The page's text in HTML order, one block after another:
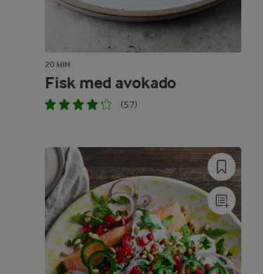
20 MIN
Fisk med avokado
(57)